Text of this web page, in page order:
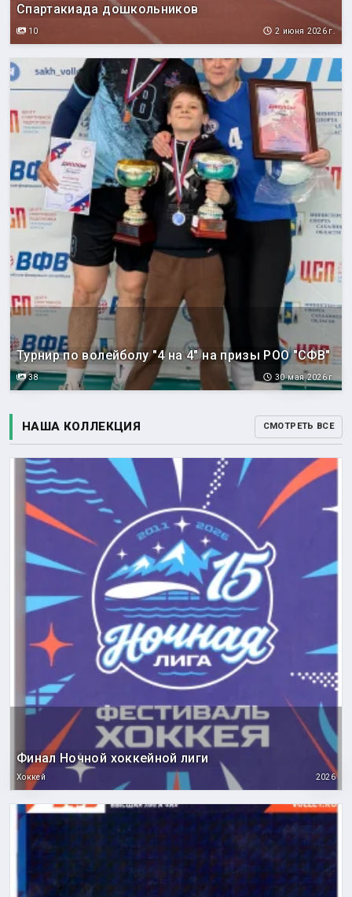
Спартакиада дошкольников
10 2 июня 2026 г.
Турнир по волейболу "4 на 4" на призы РОО "СФВ"
38 30 мая 2026 г.
НАША КОЛЛЕКЦИЯ СМОТРЕТЬ ВСЕ
Финал Ночной хоккейной лиги
Хоккей 2026